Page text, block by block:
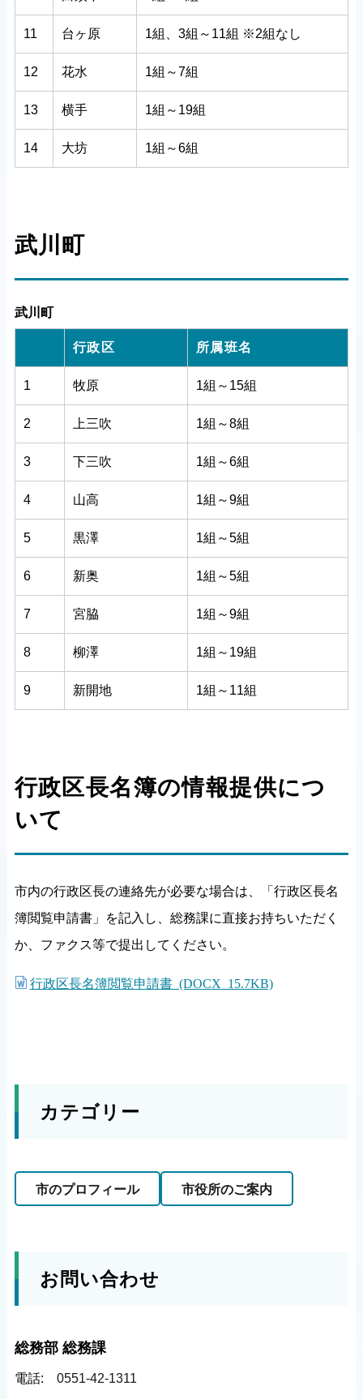
11 台ヶ原 1組、3組～11組 ※2組なし
12 花水 1組～7組
13 横手 1組～19組
14 大坊 1組～6組
武川町
武川町
行政区 所属班名
1 牧原 1組～15組
2 上三吹 1組～8組
3 下三吹 1組～6組
4 山高 1組～9組
5 黒澤 1組～5組
6 新奥 1組～5組
7 宮脇 1組～9組
8 柳澤 1組～19組
9 新開地 1組～11組
行政区長名簿の情報提供につ
いて
市内の行政区長の連絡先が必要な場合は、「行政区長名
簿閲覧申請書」を記入し、総務課に直接お持ちいただく
か、ファクス等で提出してください。
行政区長名簿閲覧申請書 (DOCX 15.7KB)
カテゴリー
市のプロフィール 市役所のご案内
お問い合わせ
総務部 総務課
電話: 0551-42-1311